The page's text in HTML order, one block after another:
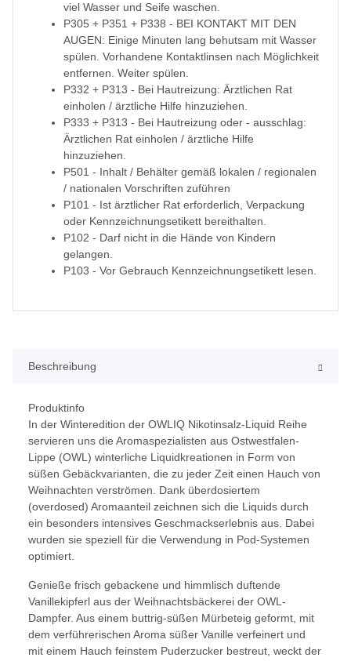
viel Wasser und Seife waschen.
P305 + P351 + P338 - BEI KONTAKT MIT DEN
AUGEN: Einige Minuten lang behutsam mit Wasser
spülen. Vorhandene Kontaktlinsen nach Möglichkeit
entfernen. Weiter spülen.
P332 + P313 - Bei Hautreizung: Ärztlichen Rat
einholen / ärztliche Hilfe hinzuziehen.
P333 + P313 - Bei Hautreizung oder - ausschlag:
Ärztlichen Rat einholen / ärztliche Hilfe
hinzuziehen.
P501 - Inhalt / Behälter gemäß lokalen / regionalen
/ nationalen Vorschriften zuführen
P101 - Ist ärztlicher Rat erforderlich, Verpackung
oder Kennzeichnungsetikett bereithalten.
P102 - Darf nicht in die Hände von Kindern
gelangen.
P103 - Vor Gebrauch Kennzeichnungsetikett lesen.
Beschreibung
Produktinfo
In der Winteredition der OWLIQ Nikotinsalz-Liquid Reihe
servieren uns die Aromaspezialisten aus Ostwestfalen-
Lippe (OWL) winterliche Liquidkreationen in Form von
süßen Gebäckvarianten, die zu jeder Zeit einen Hauch von
Weihnachten verströmen. Dank überdosiertem
(overdosed) Aromaanteil zeichnen sich die Liquids durch
ein besonders intensives Geschmackserlebnis aus. Dabei
wurden sie speziell für die Verwendung in Pod-Systemen
optimiert.
Genieße frisch gebackene und himmlisch duftende
Vanillekipferl aus der Weihnachtsbäckerei der OWL-
Dampfer. Aus einem buttrig-süßen Mürbeteig geformt, mit
dem verführerischen Aroma süßer Vanille verfeinert und
mit einem Hauch feinstem Puderzucker bestreut, weckt der